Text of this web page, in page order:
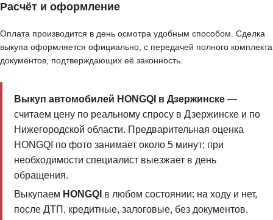
Расчёт и оформление
Оплата производится в день осмотра удобным способом. Сделка
выкупа оформляется официально, с передачей полного комплекта
документов, подтверждающих её законность.
Выкуп автомобилей HONGQI в Дзержинске—
считаем цену по реальному спросу в Дзержинске и по
Нижегородской области. Предварительная оценка
HONGQI по фото занимает около 5 минут; при
необходимости специалист выезжает в день
обращения.
Выкупаем HONGQI в любом состоянии: на ходу и нет,
после ДТП, кредитные, залоговые, без документов.